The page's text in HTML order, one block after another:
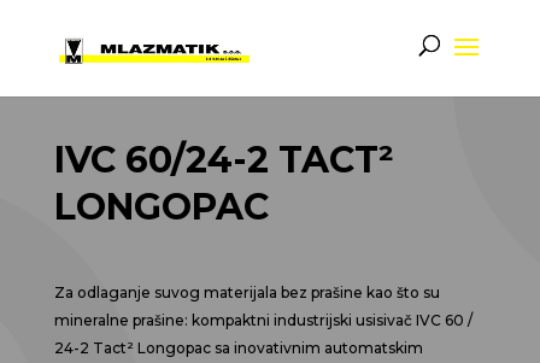
IVC 60/24-2 TACT²
LONGOPAC
Za odlaganje suvog materijala bez prašine kao što su
mineralne prašine: kompaktni industrijski usisivač IVC 60 /
24-2 Tact² Longopac sa inovativnim automatskim